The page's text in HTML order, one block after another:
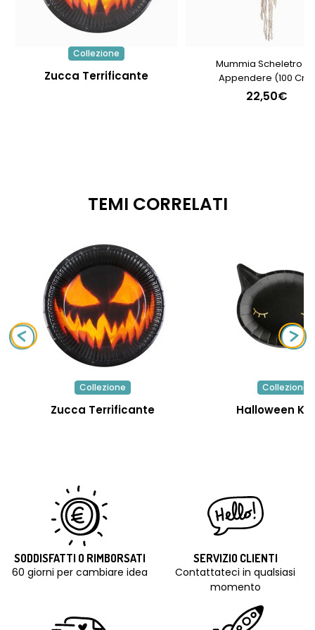
Collezione
Zucca Terrificante
Mummia Scheletro
Appendere (100 Cm)
22,50€
TEMI CORRELATI
Collezione
Zucca Terrificante
Collezione
Halloween
SODDISFATTI O RIMBORSATI
60 giorni per cambiare idea
SERVIZIO CLIENTI
Contattateci in qualsiasi
momento